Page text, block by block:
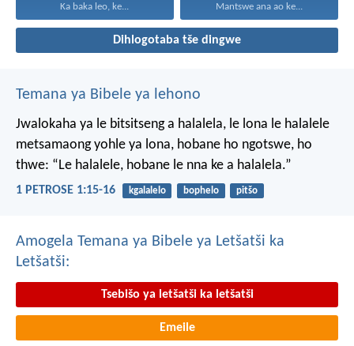
Ka baka leo, ke... Mantswe ana ao ke...
Dihlogotaba tše dingwe
Temana ya Bibele ya lehono
Jwalokaha ya le bitsitseng a halalela, le lona le halalele
metsamaong yohle ya lona, hobane ho ngotswe, ho
thwe: “Le halalele, hobane le nna ke a halalela.”
1 PETROSE 1:15-16 kgalalelo bophelo pitšo
Amogela Temana ya Bibele ya Letšatši ka
Letšatši:
Tsebišo ya letšatši ka letšatši
Emeile